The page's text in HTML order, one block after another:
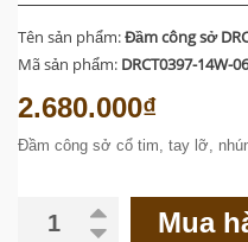
Tên sản phẩm:Đầm công sở
Mã sản phẩm: DRCT0397-14W-06
2.680.000₫
Đầm công sở cổ tim, tay lỡ,
Mua